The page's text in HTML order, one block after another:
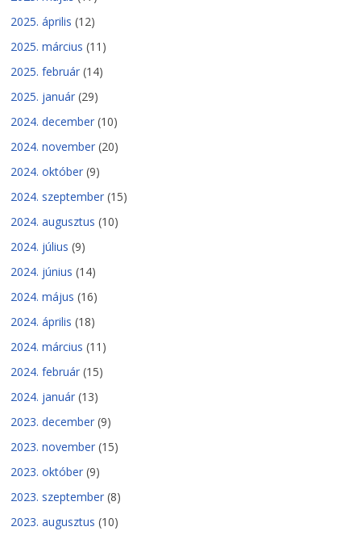
2025. április (12)
2025. március (11)
2025. február (14)
2025. január (29)
2024. december (10)
2024. november (20)
2024. október (9)
2024. szeptember (15)
2024. augusztus (10)
2024. július (9)
2024. június (14)
2024. május (16)
2024. április (18)
2024. március (11)
2024. február (15)
2024. január (13)
2023. december (9)
2023. november (15)
2023. október (9)
2023. szeptember (8)
2023. augusztus (10)